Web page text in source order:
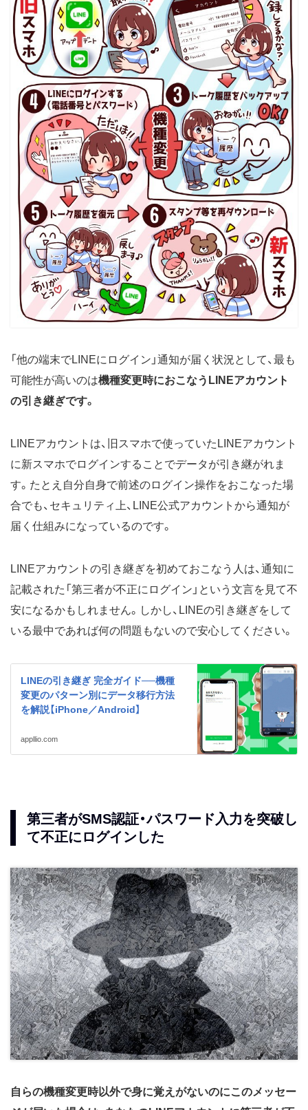
「他の端末でLINEにログイン」通知が届く状況として、最も
可能性が高いのは機種変更時におこなうLINEアカウント
の引き継ぎです。
LINEアカウントは、旧スマホで使っていたLINEアカウント
に新スマホでログインすることでデータが引き継がれま
す。たとえ自分自身で前述のログイン操作をおこなった場
合でも、セキュリティ上、LINE公式アカウントから通知が
届く仕組みになっているのです。
LINEアカウントの引き継ぎを初めておこなう人は、通知に
記載された「第三者が不正にログイン」という文言を見て不
安になるかもしれません。しかし、LINEの引き継ぎをして
いる最中であれば何の問題もないので安心してください。
LINEの引き継ぎ 完全ガイド──機種
変更のパターン別にデータ移行方法
を解説【iPhone／Android】
appllio.com
第三者がSMS認証・パスワード入力を突破し
て不正にログインした
自らの機種変更時以外で身に覚えがないのにこのメッセー